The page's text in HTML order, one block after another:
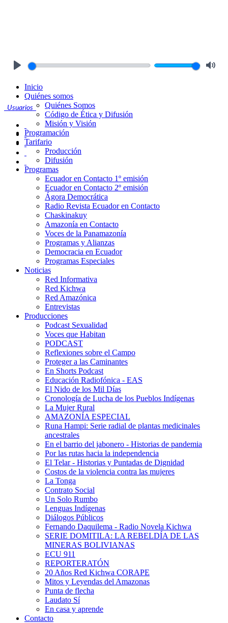
Usuarios
Inicio
Quiénes somos
Quiénes Somos
Código de Ética y Difusión
Misión y Visión
Programación
Tarifario
Producción
Difusión
Programas
Ecuador en Contacto 1º emisión
Ecuador en Contacto 2º emisión
Ágora Democrática
Radio Revista Ecuador en Contacto
Chaskinakuy
Amazonía en Contacto
Voces de la Panamazonía
Programas y Alianzas
Democracia en Ecuador
Programas Especiales
Noticias
Red Informativa
Red Kichwa
Red Amazónica
Entrevistas
Producciones
Podcast Sexualidad
Voces que Habitan
PODCAST
Reflexiones sobre el Campo
Proteger a las Caminantes
En Shorts Podcast
Educación Radiofónica - EAS
El Nido de los Mil Días
Cronología de Lucha de los Pueblos Indígenas
La Mujer Rural
AMAZONÍA ESPECIAL
Runa Hampi: Serie radial de plantas medicinales
ancestrales
En el barrio del jabonero - Historias de pandemia
Por las rutas hacia la independencia
El Telar - Historias y Puntadas de Dignidad
Costos de la violencia contra las mujeres
La Tonga
Contrato Social
Un Solo Rumbo
Lenguas Indígenas
Diálogos Públicos
Fernando Daquilema - Radio Novela Kichwa
SERIE DOMITILA: LA REBELDÍA DE LAS
MINERAS BOLIVIANAS
ECU 911
REPORTERATÓN
20 Años Red Kichwa CORAPE
Mitos y Leyendas del Amazonas
Punta de flecha
Laudato Sí
En casa y aprende
Contacto